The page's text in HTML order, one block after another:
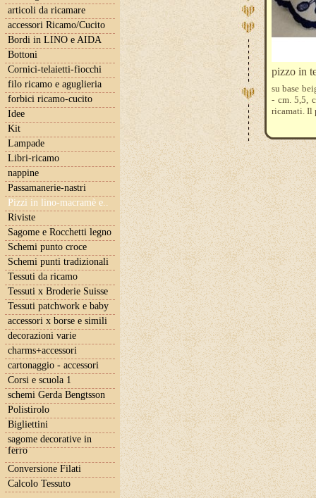
articoli da ricamare
accessori Ricamo/Cucito
Bordi in LINO e AIDA
Bottoni
Cornici-telaietti-fiocchi
filo ricamo e aguglieria
forbici ricamo-cucito
Idee
Kit
Lampade
Libri-ricamo
nappine
Passamanerie-nastri
Pizzi in lino-macramè e..
Riviste
Sagome e Rocchetti legno
Schemi punto croce
Schemi punti tradizionali
Tessuti da ricamo
Tessuti x Broderie Suisse
Tessuti patchwork e baby
accessori x borse e simili
decorazioni varie
charms+accessori
cartonaggio - accessori
Corsi e scuola 1
schemi Gerda Bengtsson
Polistirolo
Bigliettini
sagome decorative in
ferro
Conversione Filati
Calcolo Tessuto
pizzo in
su base
- cm. 5,5,
ricamati. Il